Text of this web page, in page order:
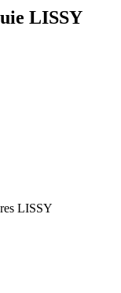
LISSY
LISSY